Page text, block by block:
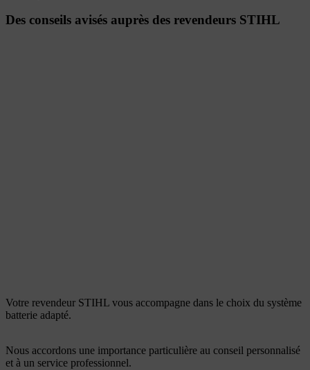
Des conseils avisés auprès des revendeurs STIHL
Votre revendeur STIHL vous accompagne dans le choix du système
batterie adapté.
Nous accordons une importance particulière au conseil personnalisé
et à un service professionnel.